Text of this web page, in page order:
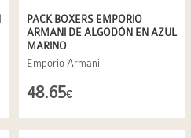
PACK BOXERS EMPORIO
ARMANI DE ALGODÓN EN AZUL
MARINO
Emporio Armani
48.65€